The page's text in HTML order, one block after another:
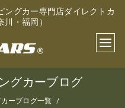
ングカー専門店ダイレクトカ
・福岡）
グカーブログ
ーブログ一覧